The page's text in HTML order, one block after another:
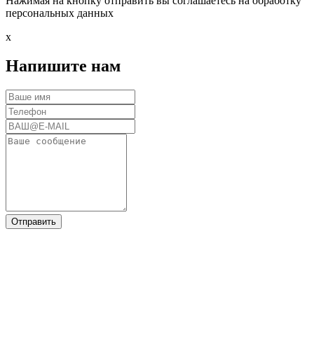
персональных данных
x
Напишите нам